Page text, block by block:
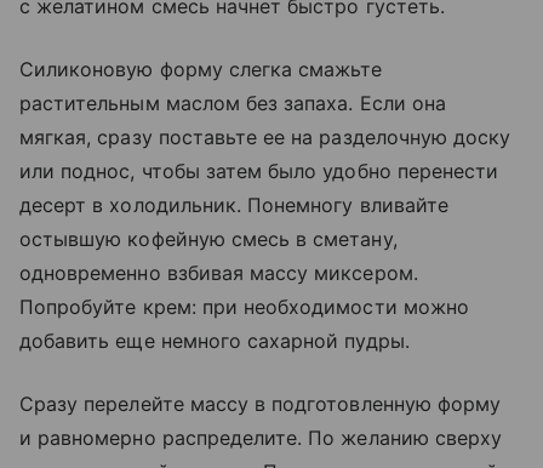
с желатином смесь начнет быстро густеть.
Силиконовую форму слегка смажьте
растительным маслом без запаха. Если она
мягкая, сразу поставьте ее на разделочную доску
или поднос, чтобы затем было удобно перенести
десерт в холодильник. Понемногу вливайте
остывшую кофейную смесь в сметану,
одновременно взбивая массу миксером.
Попробуйте крем: при необходимости можно
добавить еще немного сахарной пудры.
Сразу перелейте массу в подготовленную форму
и равномерно распределите. По желанию сверху